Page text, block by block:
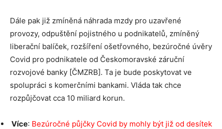
Dále pak již zmíněná náhrada mzdy pro uzavřené
provozy, odpuštění pojistného u podnikatelů, zmíněný
liberační balíček, rozšíření ošetřovného, bezúročné úvěry
Covid pro podnikatele od Českomoravské záruční
rozvojové banky [ČMZRB]. Ta je bude poskytovat ve
spolupráci s komerčními bankami. Vláda tak chce
rozpůjčovat cca 10 miliard korun.
Více: Bezúročné půjčky Covid by mohly být již od desítek